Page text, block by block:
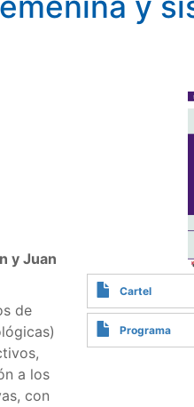
y Juan
de
a los
con
Cartel
Programa